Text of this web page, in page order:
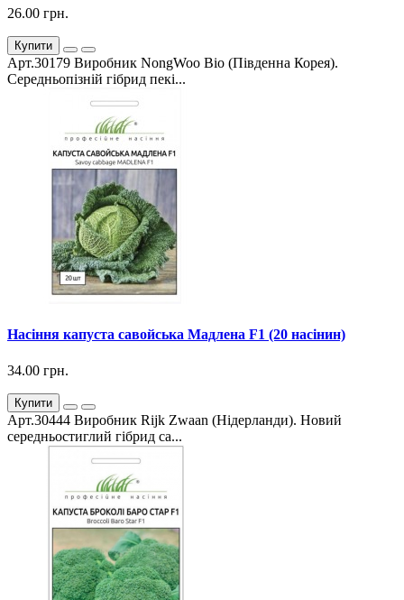
26.00 грн.
Купити
Арт.30179 Виробник NongWoo Bio (Південна Корея).
Середньопізній гібрид пекі...
Насіння капуста савойська Мадлена F1 (20 насінин)
34.00 грн.
Купити
Арт.30444 Виробник Rijk Zwaan (Нідерланди). Новий
середньостиглий гібрид са...